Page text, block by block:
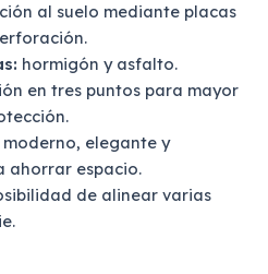
al suelo mediante placas
hormigón y asfalto.
en tres puntos para mayor
moderno, elegante y
ahorrar espacio.
de alinear varias